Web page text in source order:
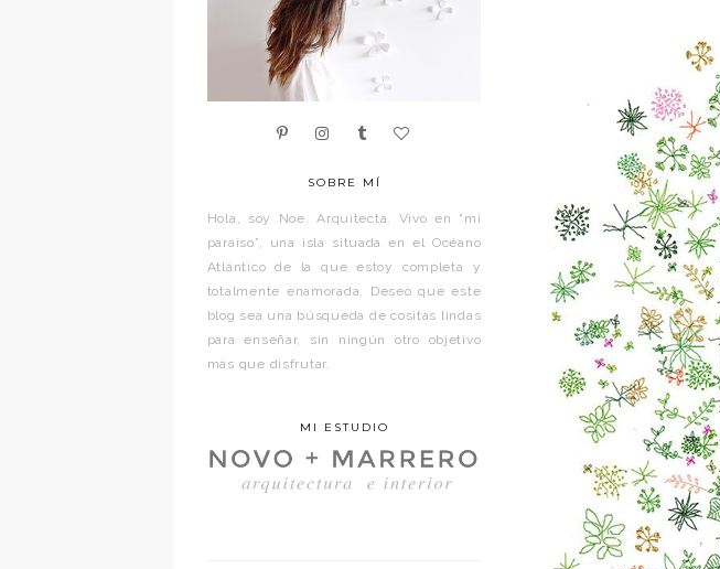
SOBRE MÍ
Hola, soy Noe. Arquitecta. Vivo en “mi
paraíso”, una isla situada en el Océano
Atlántico de la que estoy completa y
totalmente enamorada. Deseo que este
blog sea una búsqueda de cositas lindas
para enseñar, sin ningún otro objetivo
más que disfrutar.
MI ESTUDIO